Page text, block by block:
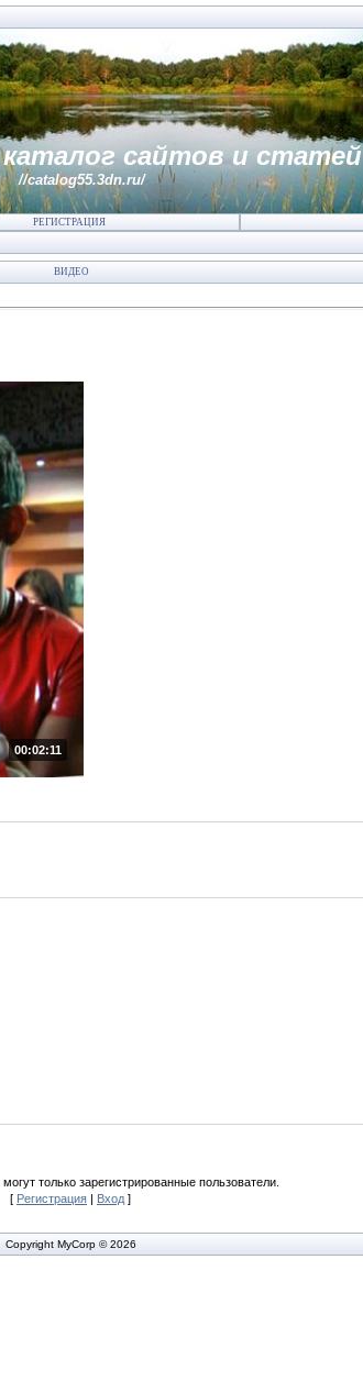
сайтов и статей
//catalog55.3dn.ru/
РЕГИСТРАЦИЯ
ВИДЕО
00:02:11
только зарегистрированные пользователи.
[ Регистрация | Вход ]
Copyright MyCorp © 2026